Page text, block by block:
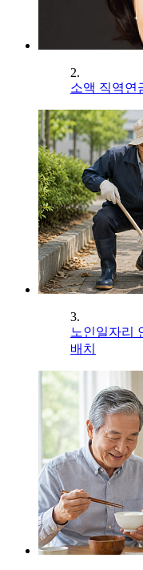
2.
소액 직역연
3.
노인일자리
배치